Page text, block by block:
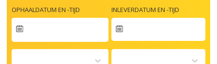
OPHAALDATUM EN -TIJD
forward
INLEVERDATUM EN -TIJD